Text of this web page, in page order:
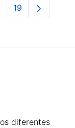
TAB para
Página
19
diferentes